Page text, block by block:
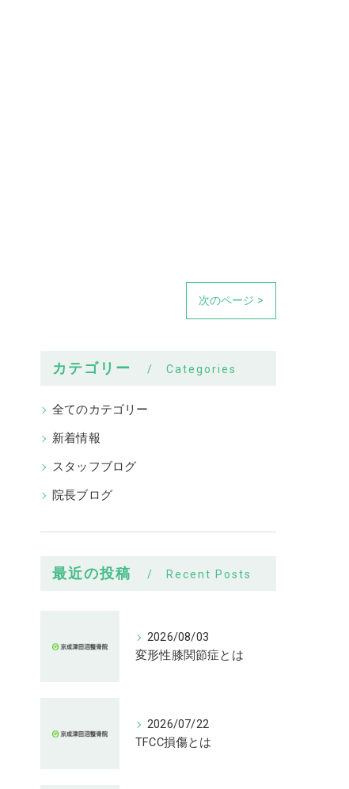
次のページ >
カテゴリー Categories
全てのカテゴリー
新着情報
スタッフブログ
院長ブログ
最近の投稿 Recent Posts
2026/08/03
変形性膝関節症とは
2026/07/22
TFCC損傷とは